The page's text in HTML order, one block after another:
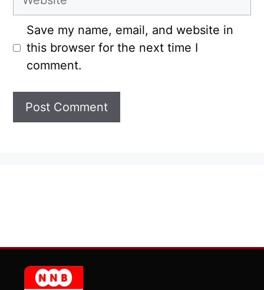
Save my name, email, and website in
this browser for the next time I
comment.